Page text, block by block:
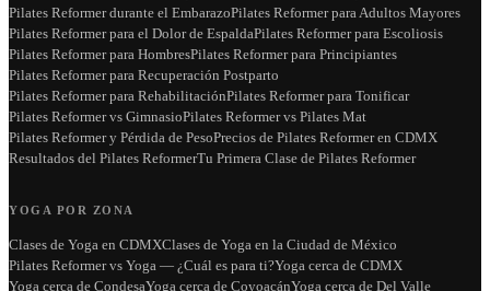
Pilates Reformer durante el EmbarazoPilates Reformer para Adultos Mayores
Pilates Reformer para el Dolor de EspaldaPilates Reformer para Escoliosis
Pilates Reformer para HombresPilates Reformer para Principiantes
Pilates Reformer para Recuperación Postparto
Pilates Reformer para RehabilitaciónPilates Reformer para Tonificar
Pilates Reformer vs GimnasioPilates Reformer vs Pilates Mat
Pilates Reformer y Pérdida de PesoPrecios de Pilates Reformer en CDMX
Resultados del Pilates ReformerTu Primera Clase de Pilates Reformer
YOGA POR ZONA
Clases de Yoga en CDMXClases de Yoga en la Ciudad de México
Pilates Reformer vs Yoga — ¿Cuál es para ti?Yoga cerca de CDMX
Yoga cerca de CondesaYoga cerca de CoyoacánYoga cerca de Del Valle